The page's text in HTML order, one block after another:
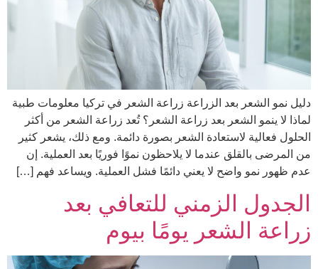
دليل نمو الشعر بعد الزراعة زراعة الشعر في تركيا معلومات طبية
لماذا لا ينمو الشعر بعد زراعة الشعر؟ تُعد زراعة الشعر من أكثر
الحلول فعالية لاستعادة الشعر بصورة دائمة. ومع ذلك، يشعر كثير
من المرضى بالقلق عندما لا يلاحظون نموًا فوريًا بعد العملية. إن
عدم ظهور نمو واضح لا يعني دائمًا فشل العملية. ويساعد فهم […]
الجدول الزمني للتعافي بعد
زراعة الشعر يومًا بيوم